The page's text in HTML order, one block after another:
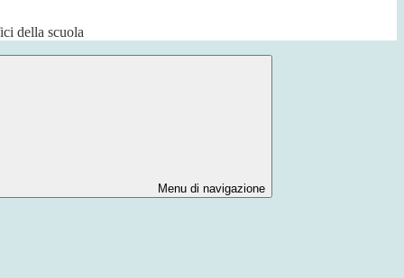
della scuola
Menu di navigazione